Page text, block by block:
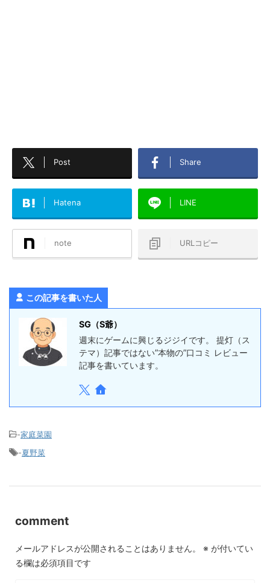
Post Share
Hatena LINE
note URLコピー
この記事を書いた人
SG（S爺）
週末にゲームに興じるジジイです。 提灯（ス
テマ）記事ではない”本物の”口コミ レビュー
記事を書いています。
-家庭菜園
-夏野菜
comment
メールアドレスが公開されることはありません。 ※ が付いてい
る欄は必須項目です